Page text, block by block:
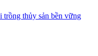
trồng thủy sản bền vững